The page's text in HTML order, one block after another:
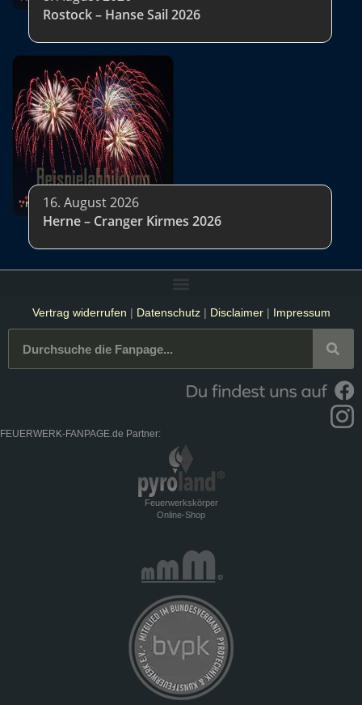
Rostock – Hanse Sail 2026
16. August 2026
Herne – Cranger Kirmes 2026
Vertrag widerrufen | Datenschutz| Disclaimer| Impressum
FEUERWERK-FANPAGE.de Partner:
Feuerwerkskörper
Online-Shop